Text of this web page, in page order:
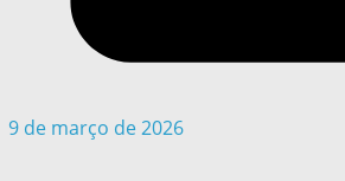
9 de março de 2026